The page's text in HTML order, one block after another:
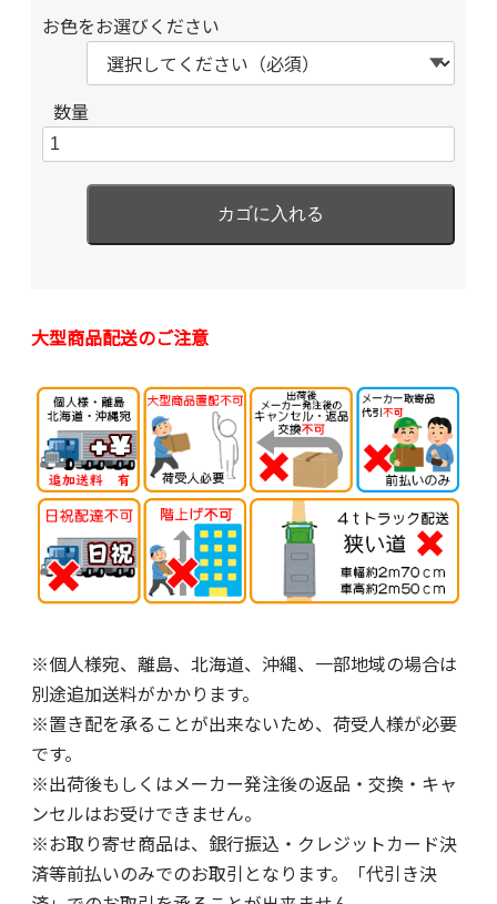
お色をお選びください
数量
大型商品配送のご注意
※個人様宛、離島、北海道、沖縄、一部地域の場合は
別途追加送料がかかります。
※置き配を承ることが出来ないため、荷受人様が必要
です。
※出荷後もしくはメーカー発注後の返品・交換・キャ
ンセルはお受けできません。
※お取り寄せ商品は、銀行振込・クレジットカード決
済等前払いのみでのお取引となります。「代引き決